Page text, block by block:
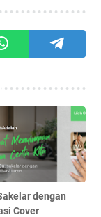
dengan
Cover